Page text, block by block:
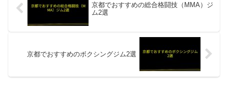
京都でおすすめの総合格闘技（MMA）ジ
ム2選
京都でおすすめのボクシングジム2選